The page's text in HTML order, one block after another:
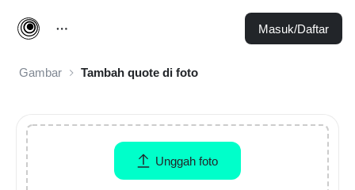
Masuk/Daftar
Gambar Tambah quote di foto
Unggah foto